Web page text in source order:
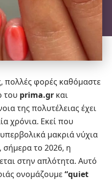
πολλές φορές καθόμαστε
του prima.gr και
της πολυτέλειας έχει
χρόνια. Εκεί που
μακριά νύχια
σήμερα το 2026, η
στην απλότητα. Αυτό
ονομάζουμε“quiet